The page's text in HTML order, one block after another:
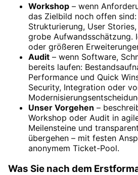
Workshop – wenn
das Zielbild noch offen
Strukturierung, User
grobe Aufwandsschätzung.
oder größeren
Audit – wenn Software,
bereits laufen:
Performance und Quick
Security, Integration oder
Unser Vorgehen –
Workshop oder Audit in
Meilensteine und
übergehen – mit festen
anonymem Ticket-Pool.
Was Sie nach dem